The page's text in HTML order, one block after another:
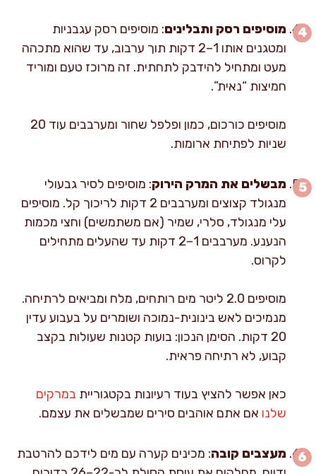
מוסיפים רסק ותבלינים: מוסיפים רסק עגבניות
ומטגנים אותו 1–2 דקות תוך ערבוב, עד שהוא מתכהה
מעט ומתחיל להידבק לתחתית. זה מרוכז טעם ומוריד
חמיצות “נאית”.
מוסיפים כורכום, כמון ופלפל שחור ומערבבים עוד 20
שניות לפתיחת ארומות.
מבשלים את המרק הירוק: מוסיפים לסיר גבעולי
מנגולד קצוצים ומערבבים 2 דקות לריכוך קל. מוסיפים
עלי מנגולד, סלרי, שמיר (אם משתמשים) וחצי מכמות
הנענע. מערבבים 1–2 דקות עד שהעלים מתחילים
לקרוס.
מוסיפים 2.0 ליטר מים רותחים, מלח ומביאים לרתיחה.
מנמיכים לאש בינונית-נמוכה ושומרים על בעבוע עדין
20 דקות. הסימן הנכון: בועות קטנות שעולות בקצב
קבוע, לא רתיחה פראית.
כאן אפשר להציץ בעוד רעיונות בקטגוריית במרקים
שלנו אם אתם אוהבים סירים שמבשלים את עצמם.
מעצבים קובה: מכינים קערה עם מים לידכם להרטבת